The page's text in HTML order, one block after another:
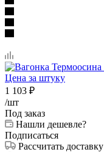
1 103 ₽
/шт
Под заказ
Нашли дешевле?
Подписаться
Рассчитать доставку